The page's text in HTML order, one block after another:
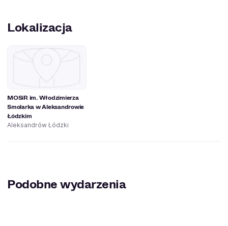
Lokalizacja
MOSiR im. Włodzimierza
Smolarka w Aleksandrowie
Łódzkim
Aleksandrów Łódzki
Podobne wydarzenia